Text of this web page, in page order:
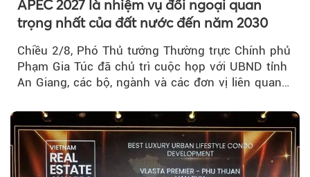
APEC 2027 là nhiệm vụ đối ngoại quan
trọng nhất của đất nước đến năm 2030
Chiều 2/8, Phó Thủ tướng Thường trực Chính phủ
Phạm Gia Túc đã chủ trì cuộc họp với UBND tỉnh
An Giang, các bộ, ngành và các đơn vị liên quan